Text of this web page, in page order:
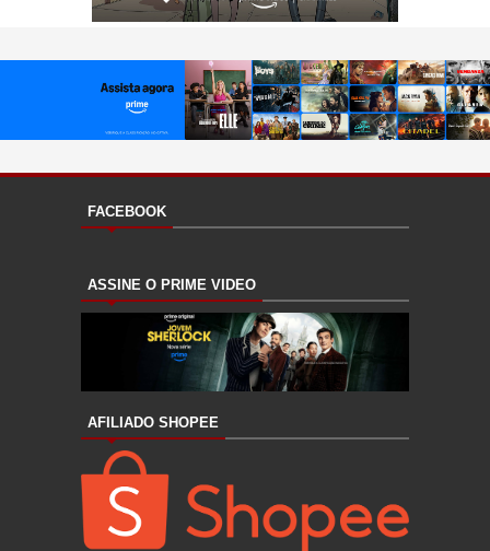
FACEBOOK
ASSINE O PRIME VIDEO
AFILIADO SHOPEE